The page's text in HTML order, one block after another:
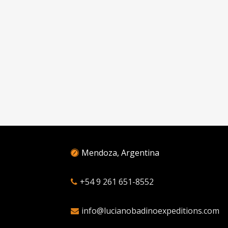
Mendoza, Argentina
+54 9 261 651-8552
info@lucianobadinoexpeditions.com